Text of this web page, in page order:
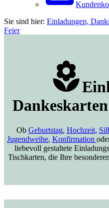
Sie sind hier: Einladungen,
Feier
Ob Geburtstag, Hochzeit,
Jugendweihe, Konfirmation
liebevoll gestaltete
Tischkarten, die Ihre